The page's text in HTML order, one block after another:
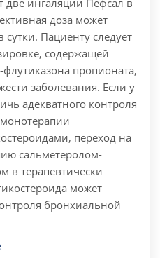
две ингаляции Пефсал в
доза может
сутки. Пациенту следует
содержащей
пропионата,
заболевания. Если у
адекватного контроля
переход на
сальметеролом-
в терапевтически
может
бронхиальной